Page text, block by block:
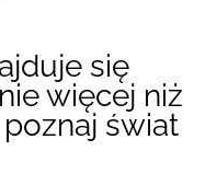
się
więcej niż
świat